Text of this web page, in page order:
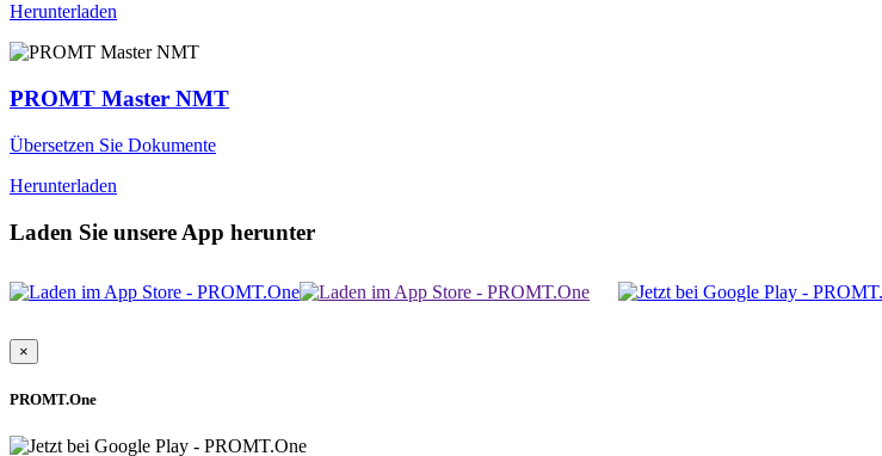
Herunterladen
PROMT Master NMT
Übersetzen Sie Dokumente
Herunterladen
Laden Sie unsere App herunter
×
PROMT.One